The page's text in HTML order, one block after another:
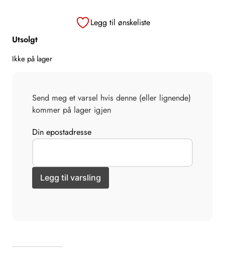
Legg til ønskeliste
Utsolgt
Ikke på lager
Send meg et varsel hvis denne (eller lignende)
kommer på lager igjen
Din epostadresse